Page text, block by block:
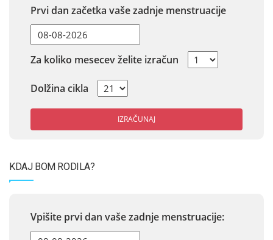
Prvi dan začetka vaše zadnje menstruacije
Za koliko mesecev želite izračun
Dolžina cikla
IZRAČUNAJ
KDAJ BOM RODILA?
Vpišite prvi dan vaše zadnje menstruacije: